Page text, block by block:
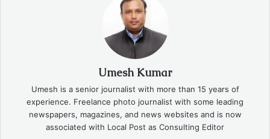
Umesh Kumar
Umesh is a senior journalist with more than 15 years of
experience. Freelance photo journalist with some leading
newspapers, magazines, and news websites and is now
associated with Local Post as Consulting Editor